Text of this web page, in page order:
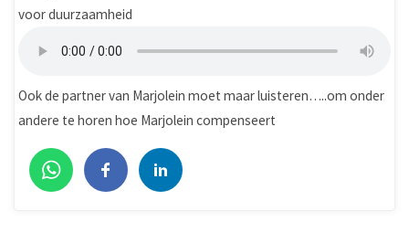
voor duurzaamheid
Ook de partner van Marjolein moet maar luisteren…..om onder
andere te horen hoe Marjolein compenseert